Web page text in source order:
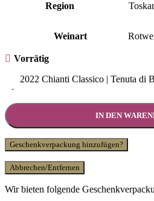
Region
Weinart
Vorrätig
-
2022 Chianti Classico | Tenuta di
IN DEN
Geschenkverpackung hinzufügen?
Abbrechen/Entfernen
Wir bieten folgende